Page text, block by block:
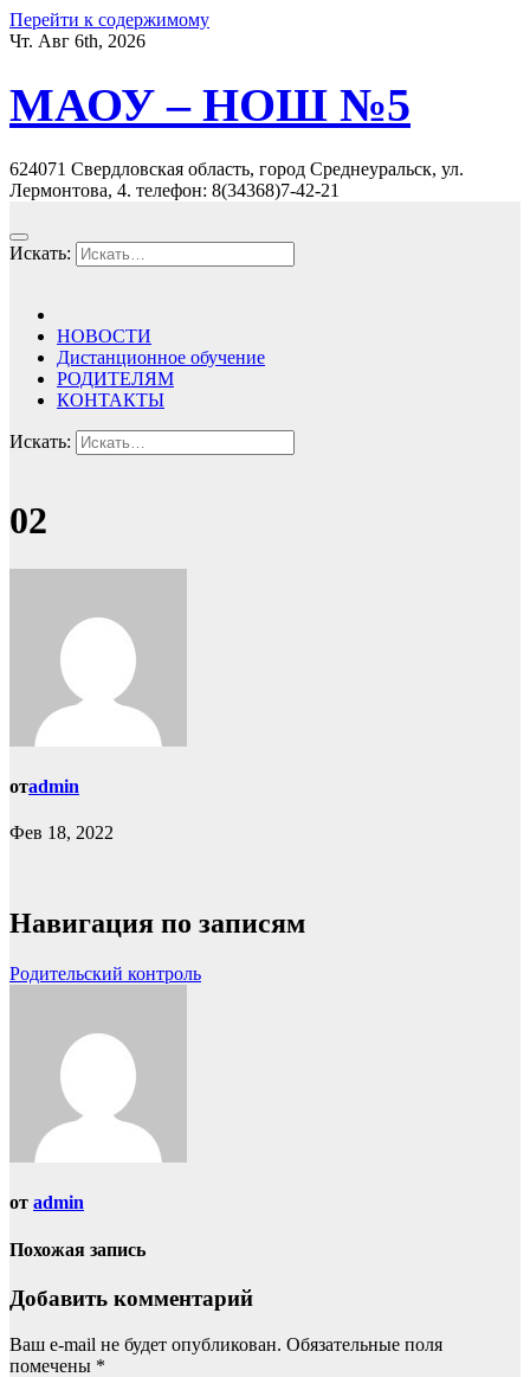
Перейти к содержимому
Чт. Авг 6th, 2026
МАОУ – НОШ №5
624071 Свердловская область, город Среднеуральск, ул.
Лермонтова, 4. телефон: 8(34368)7-42-21
Искать:
НОВОСТИ
Дистанционное обучение
РОДИТЕЛЯМ
КОНТАКТЫ
Искать:
02
отadmin
Фев 18, 2022
Навигация по записям
Родительский контроль
от admin
Похожая запись
Добавить комментарий
Ваш e-mail не будет опубликован. Обязательные поля
помечены *